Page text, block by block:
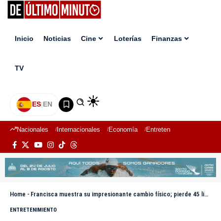
Inicio Noticias Cine Loterías Finanzas
TV
ES|EN
Nacionales Internacionales Economía Entretenimiento
Home - Francisca muestra su impresionante cambio físico; pierde 45 libras
ENTRETENIMIENTO